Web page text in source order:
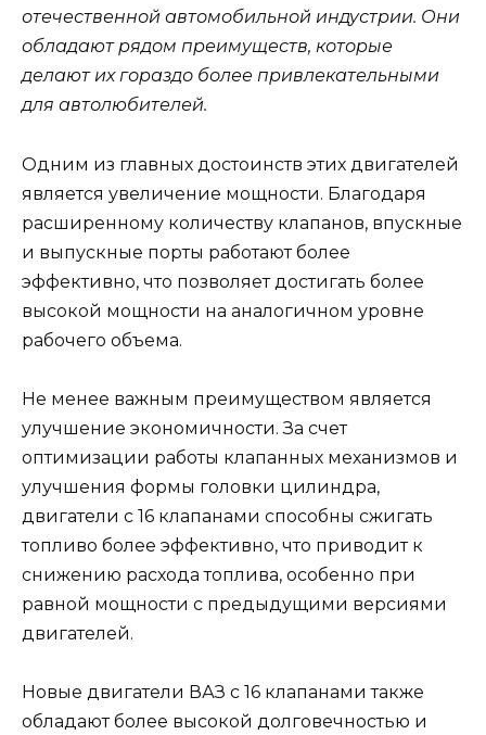
отечественной автомобильной индустрии. Они
обладают рядом преимуществ, которые
делают их гораздо более привлекательными
для автолюбителей.
Одним из главных достоинств этих двигателей
является увеличение мощности. Благодаря
расширенному количеству клапанов, впускные
и выпускные порты работают более
эффективно, что позволяет достигать более
высокой мощности на аналогичном уровне
рабочего объема.
Не менее важным преимуществом является
улучшение экономичности. За счет
оптимизации работы клапанных механизмов и
улучшения формы головки цилиндра,
двигатели с 16 клапанами способны сжигать
топливо более эффективно, что приводит к
снижению расхода топлива, особенно при
равной мощности с предыдущими версиями
двигателей.
Новые двигатели ВАЗ с 16 клапанами также
обладают более высокой долговечностью и